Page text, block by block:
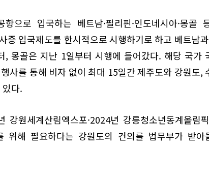
으로 입국하는 베트남·필리핀·인도네시아·몽골
증 입국제도를 한시적으로 시행하기로 하고 베트남
, 몽골은 지난 1일부터 시행에 들어갔다. 해당 국가
사를 통해 비자 없이 최대 15일간 제주도와 강원도,
다.
강원세계산림엑스포·2024년 강릉청소년동계올림
위해 필요하다는 강원도의 건의를 법무부가 받아